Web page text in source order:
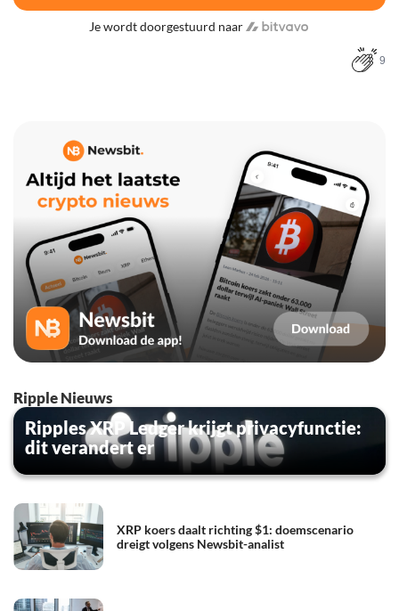
Je wordt doorgestuurd naar
9
Ripple Nieuws
Ripples XRP Ledger krijgt privacyfunctie:
dit verandert er
XRP koers daalt richting $1: doemscenario
dreigt volgens Newsbit-analist